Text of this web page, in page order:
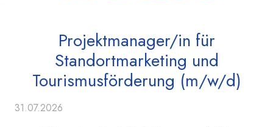
Projektmanager/in für
Standortmarketing und
Tourismusförderung (m/w/d)
31.07.2026